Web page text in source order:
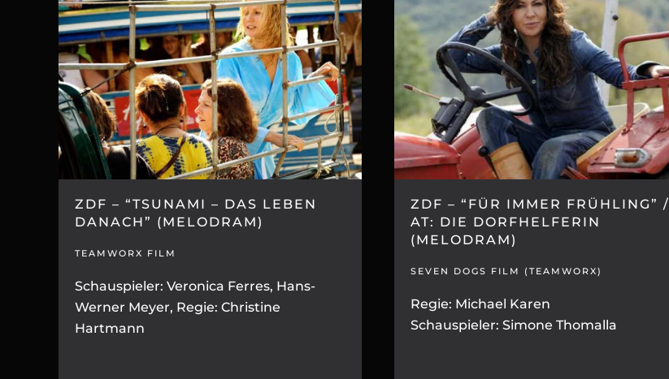
ZDF – “TSUNAMI – DAS LEBEN
DANACH” (MELODRAM)
TEAMWORX FILM
Schauspieler: Veronica Ferres, Hans-
Werner Meyer, Regie: Christine
Hartmann
ZDF – “FÜR IMMER FRÜHLING” /
AT: DIE DORFHELFERIN
(MELODRAM)
SEVEN DOGS FILM (TEAMWORX)
Regie: Michael Karen
Schauspieler: Simone Thomalla